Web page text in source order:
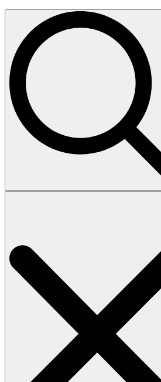
Search